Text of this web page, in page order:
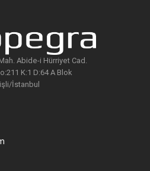
Abide-i Hürriyet Cad.
K:1 D:64 A Blok
İstanbul